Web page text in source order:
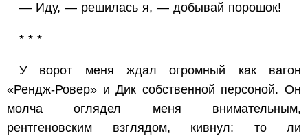
— Иду, — решилась я, — добывай порошок!
* * *
У ворот меня ждал огромный как вагон
«Рендж-Ровер» и Дик собственной персоной. Он
молча оглядел меня внимательным,
рентгеновским взглядом, кивнул: то ли